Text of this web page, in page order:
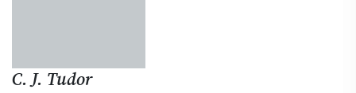
C. J. Tudor